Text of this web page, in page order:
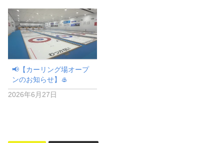
📢【カーリング場オープ
ンのお知らせ】🥌
2026年6月27日